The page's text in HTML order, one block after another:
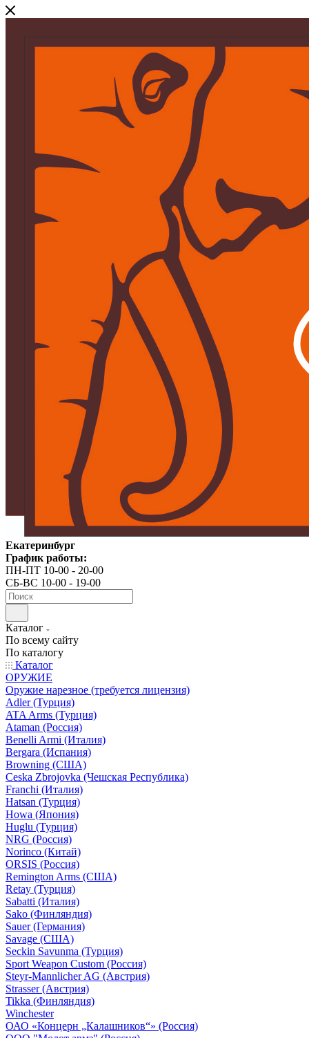
Екатеринбург
График работы:
ПН-ПТ 10-00 - 20-00
СБ-ВС 10-00 - 19-00
Каталог
По всему сайту
По каталогу
Каталог
ОРУЖИЕ
Оружие нарезное (требуется лицензия)
Adler (Турция)
ATA Arms (Турция)
Ataman (Россия)
Benelli Armi (Италия)
Bergara (Испания)
Browning (США)
Ceska Zbrojovka (Чешская Республика)
Franchi (Италия)
Hatsan (Турция)
Howa (Япония)
Huglu (Турция)
NRG (Россия)
Norinco (Китай)
ORSIS (Россия)
Remington Arms (США)
Retay (Турция)
Sabatti (Италия)
Sako (Финляндия)
Sauer (Германия)
Savage (США)
Seckin Savunma (Турция)
Sport Weapon Custom (Россия)
Steyr-Mannlicher AG (Австрия)
Strasser (Австрия)
Tikka (Финляндия)
Winchester
ОАО «Концерн „Калашников“» (Россия)